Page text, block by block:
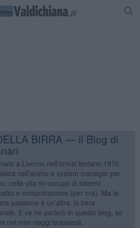
BIRRA — il Blog di
a Livorno nell’ormai lontano 1976.
nell’animo e system manager per
nella vita mi occupo di sistemi
e comunicazione (per ora). Ma la
passione è un’altra: la birra
E ve ne parlerò in questo blog, se
nei miei viaggi brassicoli.